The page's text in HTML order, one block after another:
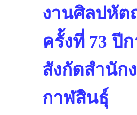
งานศิลปหัต
ครั้งที่ 73 ปี
สังกัดสำนัก
กาฬสินธุ์